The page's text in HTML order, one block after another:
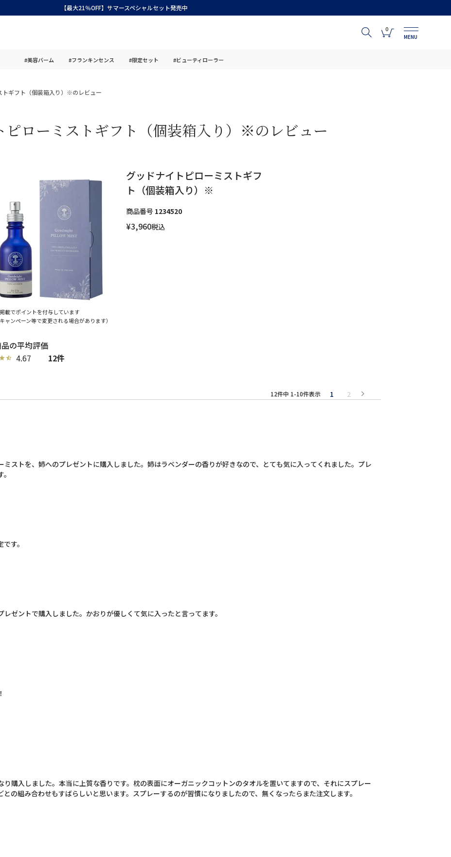
【最大21％OFF】サマースペシャルセット発売中
0
MENU
#美容バーム #フランキンセンス #限定セット #ビューティローラー
トギフト（個装箱入り）※のレビュー
ピローミストギフト（個装箱入り）※のレビュー
グッドナイトピローミストギフ
ト（個装箱入り）※
商品番号 1234520
¥3,960税込
載でポイントを付与しています
キャンペーン等で変更される場合があります）
4.67 12
12件中 1-10件表示 1 2
ミストを、姉へのプレゼントに購入しました。姉はラベンダーの香りが好きなので、とても気に入ってくれました。プレ
す。
ゼントで購入しました。かおりが優しくて気に入ったと言ってます。
購入しました。本当に上質な香りです。枕の表面にオーガニックコットンのタオルを置いてますので、それにスプレー
の組み合わせもすばらしいと思います。スプレーするのが習慣になりましたので、無くなったらまた注文します。